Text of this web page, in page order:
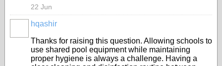
22 Jun
hqashir
Thanks for raising this question. Allowing schools to
use shared pool equipment while maintaining
proper hygiene is always a challenge. Having a